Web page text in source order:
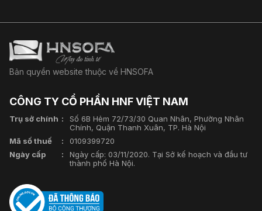
Bản quyền website thuộc về HNSOFA
CÔNG TY CỔ PHẦN HNF VIỆT NAM
Trụ sở chính
Số 6B Hẻm 72/73/30 Quan Nhân, Phường Nhân
Chính, Quận Thanh Xuân, TP. Hà Nội
Mã số thuế
0109399720
Ngày cấp
Ngày cấp: 03/11/2020. Tại Sở kế hoạch và đầu tư
thành phố Hà Nội.